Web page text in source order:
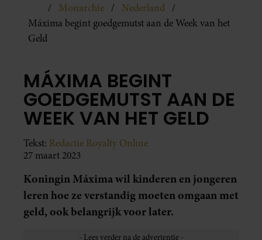
Monarchie
Nederland
Máxima begint goedgemutst aan de Week van het
Geld
MÁXIMA BEGINT
GOEDGEMUTST AAN DE
WEEK VAN HET GELD
Tekst: Redactie Royalty Online
27 maart 2023
Koningin Máxima wil kinderen en jongeren
leren hoe ze verstandig moeten omgaan met
geld, ook belangrijk voor later.